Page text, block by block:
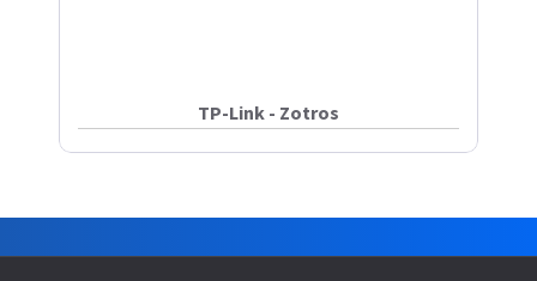
TP-Link - Zotros